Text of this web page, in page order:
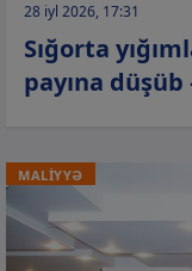
28 iyl 2026, 17:31
Sığorta
payına düşüb
MALİYYƏ